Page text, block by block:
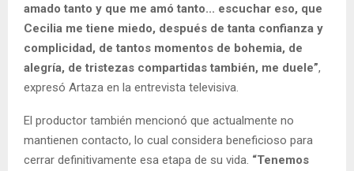
amado tanto y que me amó tanto... escuchar eso, que
Cecilia me tiene miedo, después de tanta confianza y
complicidad, de tantos momentos de bohemia, de
alegría, de tristezas compartidas también, me duele”,
expresó Artaza en la entrevista televisiva.
El productor también mencionó que actualmente no
mantienen contacto, lo cual considera beneficioso para
cerrar definitivamente esa etapa de su vida. “Tenemos